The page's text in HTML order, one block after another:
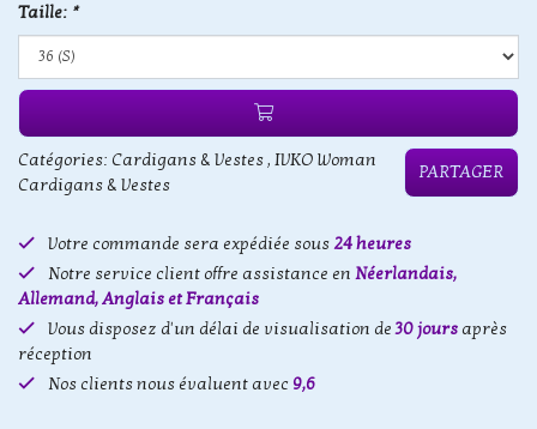
Taille: *
Catégories: Cardigans & Vestes, IVKO Woman
Cardigans & Vestes
PARTAGER
Votre commande sera expédiée sous24 heures
Notre service client offre assistance en Néerlandais,
Allemand, Anglais et Français
Vous disposez d'un délai de visualisation de30 jours après
réception
Nos clients nous évaluent avec 9,6